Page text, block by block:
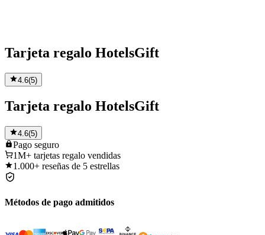
Tarjeta regalo HotelsGift
4.6(5)
Tarjeta regalo HotelsGift
4.6(5)
Pago seguro
1M+ tarjetas regalo vendidas
1.000+ reseñas de 5 estrellas
Métodos de pago admitidos